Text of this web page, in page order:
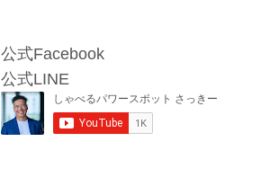
公式Facebook
公式LINE